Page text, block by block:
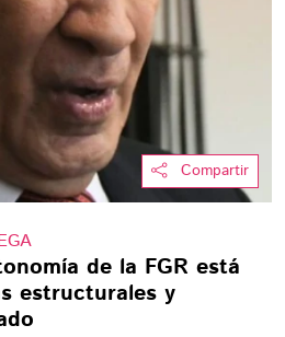
Compartir
de la FGR está
estructurales y